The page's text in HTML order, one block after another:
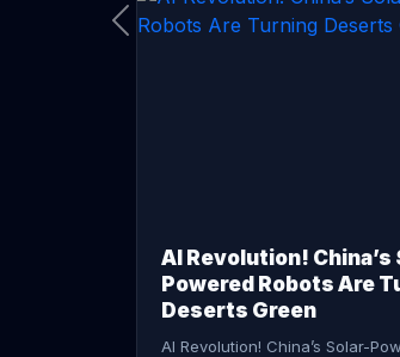
AI Revolution! China’s
Powered Robots Are
Deserts Green
AI Revolution! China’s Solar-